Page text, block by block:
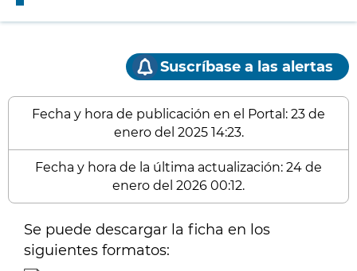
Suscríbase a las alertas
Fecha y hora de publicación en el Portal: 23 de
enero del 2025 14:23.
Fecha y hora de la última actualización: 24 de
enero del 2026 00:12.
Se puede descargar la ficha en los
siguientes formatos: